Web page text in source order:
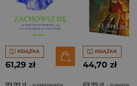
KSIĄŻKA
61,29 zł
99,99 zł - sugerowana
KSIĄŻKA
44,70 zł
69,99 zł -